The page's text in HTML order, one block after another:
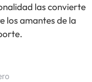
las convierte
los amantes de la